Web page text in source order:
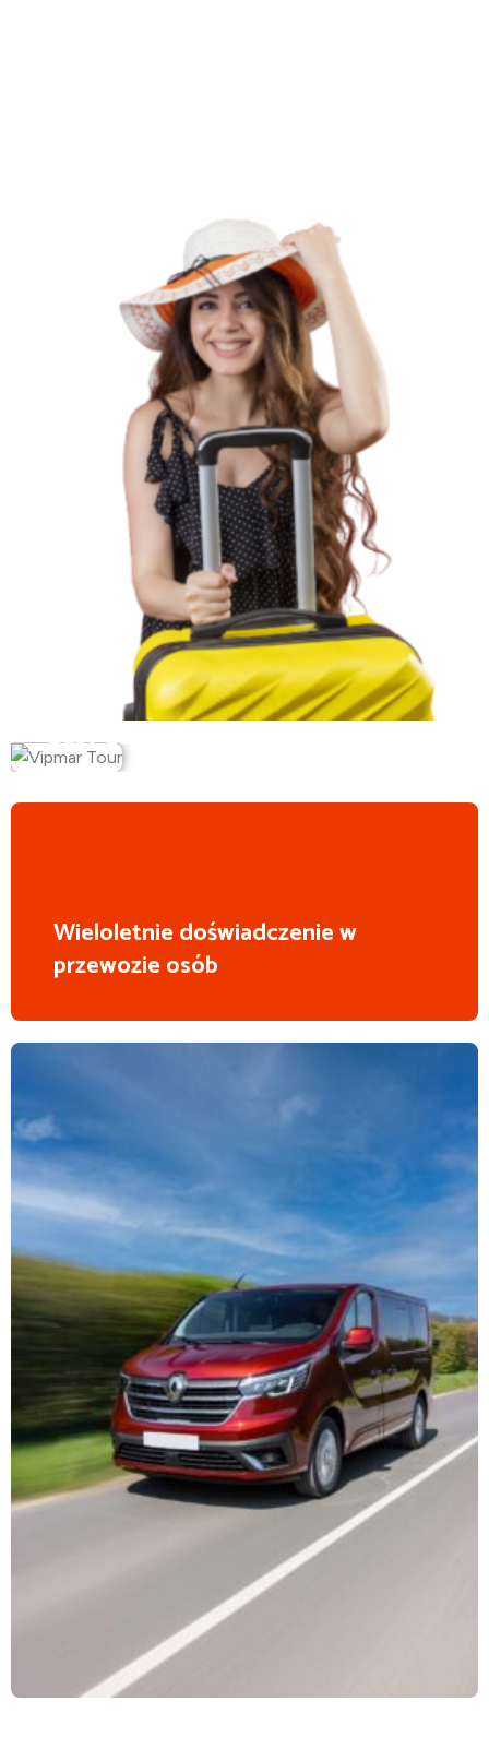
Busy do Niemiec z Olsztyna
Wieloletnie doświadczenie w
przewozie osób